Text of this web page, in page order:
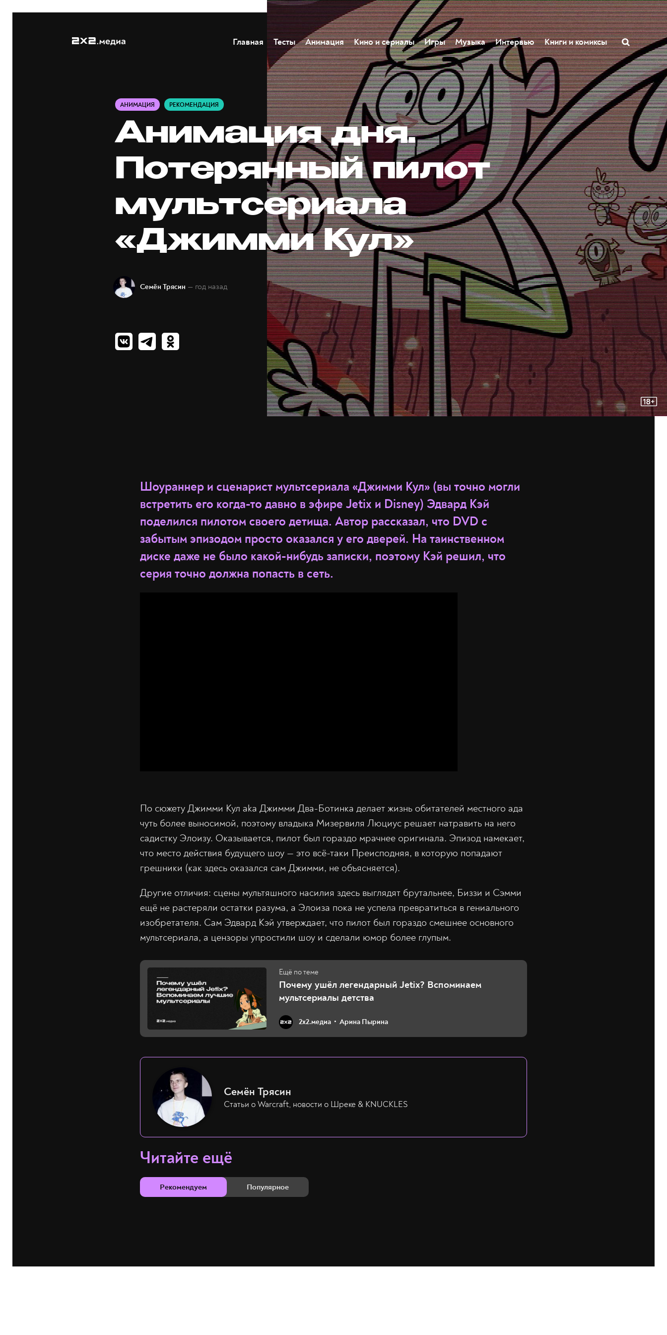
Главная Тесты Анимация Кино и сериалы Игры Музыка Интервью Книги и комиксы
АНИМАЦИЯ РЕКОМЕНДАЦИЯ
Анимация дня.
Потерянный пилот
мультсериала
«Джимми Кул»
Семён Трясин — год назад
Шоураннер и сценарист мультсериала «Джимми Кул» (вы точно могли
встретить его когда-то давно в эфире Jetix и Disney) Эдвард Кэй
поделился пилотом своего детища. Автор рассказал, что DVD с
забытым эпизодом просто оказался у его дверей. На таинственном
диске даже не было какой-нибудь записки, поэтому Кэй решил, что
серия точно должна попасть в сеть.
По сюжету Джимми Кул aka Джимми Два-Ботинка делает жизнь обитателей местного ада
чуть более выносимой, поэтому владыка Мизервиля Люциус решает натравить на него
садистку Элоизу. Оказывается, пилот был гораздо мрачнее оригинала. Эпизод намекает,
что место действия будущего шоу — это всё-таки Преисподняя, в которую попадают
грешники (как здесь оказался сам Джимми, не объясняется).
Другие отличия: сцены мультяшного насилия здесь выглядят брутальнее, Биззи и Сэмми
ещё не растеряли остатки разума, а Элоиза пока не успела превратиться в гениального
изобретателя. Сам Эдвард Кэй утверждает, что пилот был гораздо смешнее основного
мультсериала, а цензоры упростили шоу и сделали юмор более глупым.
Почему ушёл легендарный Jetix? Вспоминаем
мультсериалы детства
2х2.медиа Арина Пырина
Семён Трясин
Статьи о Warcraft, новости о Шреке & KNUCKLES
Читайте ещё
Рекомендуем Популярное